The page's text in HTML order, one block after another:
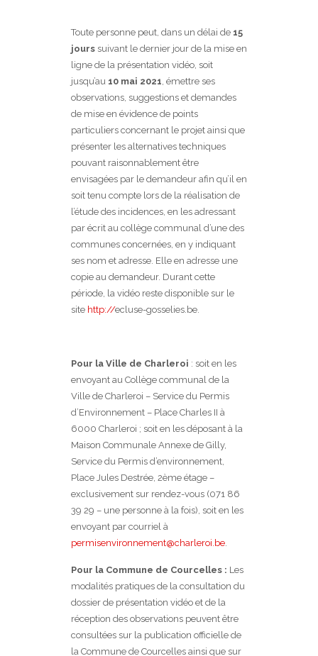
Toute personne peut, dans un délai de 15
jours suivant le dernier jour de la mise en
ligne de la présentation vidéo, soit
jusqu’au 10 mai 2021, émettre ses
observations, suggestions et demandes
de mise en évidence de points
particuliers concernant le projet ainsi que
présenter les alternatives techniques
pouvant raisonnablement être
envisagées par le demandeur afin qu’il en
soit tenu compte lors de la réalisation de
l’étude des incidences, en les adressant
par écrit au collège communal d’une des
communes concernées, en y indiquant
ses nom et adresse. Elle en adresse une
copie au demandeur. Durant cette
période, la vidéo reste disponible sur le
site http://ecluse-gosselies.be.
Pour la Ville de Charleroi : soit en les
envoyant au Collège communal de la
Ville de Charleroi – Service du Permis
d’Environnement – Place Charles II à
6000 Charleroi ; soit en les déposant à la
Maison Communale Annexe de Gilly,
Service du Permis d’environnement,
Place Jules Destrée, 2ème étage –
exclusivement sur rendez-vous (071 86
39 29 – une personne à la fois), soit en les
envoyant par courriel à
permisenvironnement@charleroi.be.
Pour la Commune de Courcelles : Les
modalités pratiques de la consultation du
dossier de présentation vidéo et de la
réception des observations peuvent être
consultées sur la publication officielle de
la Commune de Courcelles ainsi que sur